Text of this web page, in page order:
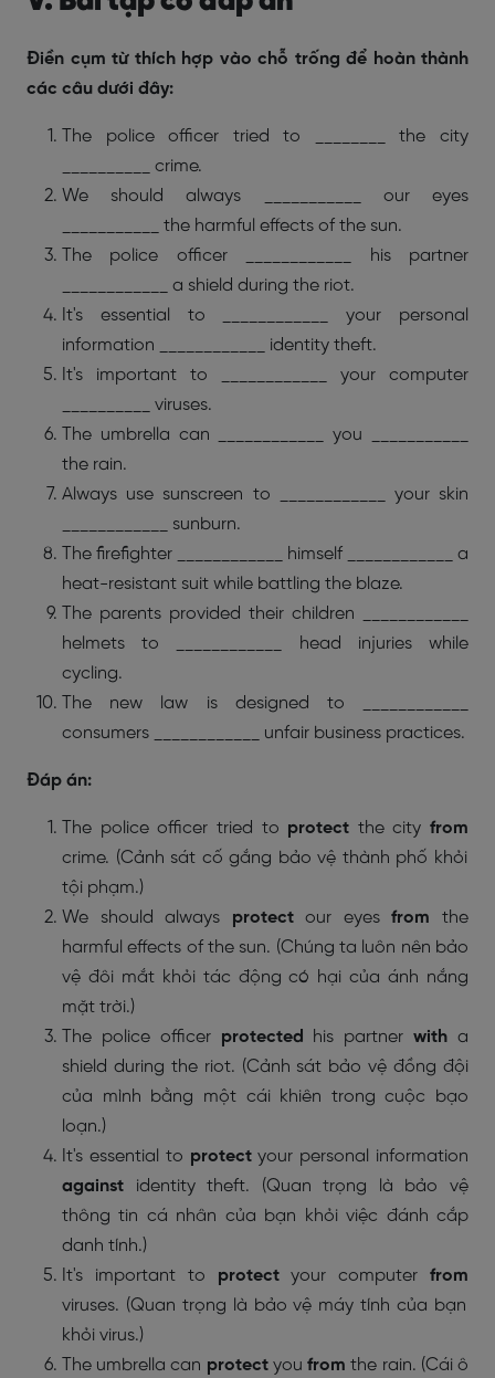
Điền cụm từ thích hợp vào chỗ trống để hoàn thành
các câu dưới đây:
The police officer tried to ________ the city
__________ crime.
We should always ___________ our eyes
___________ the harmful effects of the sun.
The police officer ____________ his partner
____________ a shield during the riot.
It's essential to ____________ your personal
information ____________ identity theft.
It's important to ____________ your computer
__________ viruses.
The umbrella can ____________ you ___________
the rain.
Always use sunscreen to ____________ your skin
____________ sunburn.
The firefighter ____________ himself ____________ a
heat-resistant suit while battling the blaze.
The parents provided their children ____________
helmets to ____________ head injuries while
cycling.
The new law is designed to ____________
consumers ____________ unfair business practices.
Đáp án:
The police officer tried to protect the city from
crime. (Cảnh sát cố gắng bảo vệ thành phố khỏi
tội phạm.)
We should always protectour eyesfrom the
harmful effects of the sun. (Chúng ta luôn nên bảo
vệ đôi mắt khỏi tác động có hại của ánh nắng
mặt trời.)
The police officer protected his partnerwith a
shield during the riot. (Cảnh sát bảo vệ đồng đội
của mình bằng một cái khiên trong cuộc bạo
loạn.)
It's essential to protectyour personal information
against identity theft. (Quan trọng là bảo vệ
thông tin cá nhân của bạn khỏi việc đánh cắp
danh tính.)
It's important to protectyour computer from
viruses. (Quan trọng là bảo vệ máy tính của bạn
khỏi virus.)
The umbrella can protectyoufrom the rain. (Cái ô